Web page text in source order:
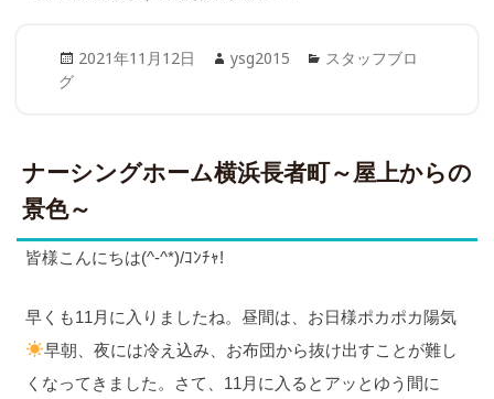
Posted
2021年11月12日 Author
ysg2015 Categories
スタッフブロ
グ
ナーシングホーム横浜長者町～屋上からの
景色～
皆様こんにちは(^-^*)/ｺﾝﾁｬ!
早くも11月に入りましたね。昼間は、お日様ポカポカ陽気
早朝、夜には冷え込み、お布団から抜け出すことが難し
くなってきました。さて、11月に入るとアッとゆう間に